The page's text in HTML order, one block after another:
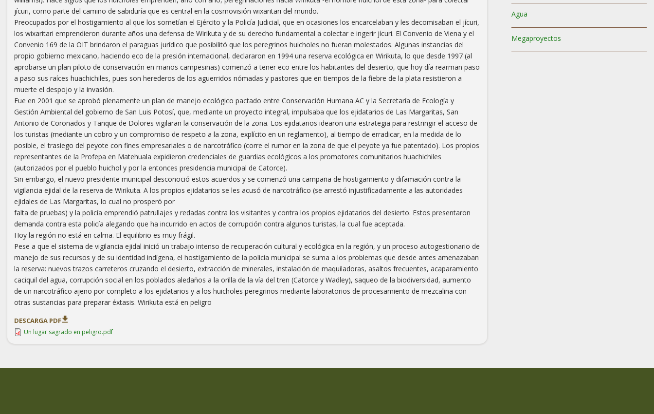
jícuri, como parte del camino de sabiduría que es central en la cosmovisión wixaritari del mundo.
Preocupados por el hostigamiento al que los sometían el Ejército y la Policía Judicial, que en ocasiones los encarcelaban y les decomisaban el jícuri,
los wixaritari emprendieron durante años una defensa de Wirikuta y de su derecho fundamental a colectar e ingerir jícuri. El Convenio de Viena y el
Convenio 169 de la OIT brindaron el paraguas jurídico que posibilitó que los peregrinos huicholes no fueran molestados. Algunas instancias del
propio gobierno mexicano, haciendo eco de la presión internacional, declararon en 1994 una reserva ecológica en Wirikuta, lo que desde 1997 (al
aprobarse un plan piloto de conservación en manos campesinas) comenzó a tener eco entre los habitantes del desierto, que hoy día rearman paso
a paso sus raíces huachichiles, pues son herederos de los aguerridos nómadas y pastores que en tiempos de la fiebre de la plata resistieron a
muerte el despojo y la invasión.
Fue en 2001 que se aprobó plenamente un plan de manejo ecológico pactado entre Conservación Humana AC y la Secretaría de Ecología y
Gestión Ambiental del gobierno de San Luis Potosí, que, mediante un proyecto integral, impulsaba que los ejidatarios de Las Margaritas, San
Antonio de Coronados y Tanque de Dolores vigilaran la conservación de la zona. Los ejidatarios idearon una estrategia para restringir el acceso de
los turistas (mediante un cobro y un compromiso de respeto a la zona, explícito en un reglamento), al tiempo de erradicar, en la medida de lo
posible, el trasiego del peyote con fines empresariales o de narcotráfico (corre el rumor en la zona de que el peyote ya fue patentado). Los propios
representantes de la Profepa en Matehuala expidieron credenciales de guardias ecológicos a los promotores comunitarios huachichiles
(autorizados por el pueblo huichol y por la entonces presidencia municipal de Catorce).
Sin embargo, el nuevo presidente municipal desconoció estos acuerdos y se comenzó una campaña de hostigamiento y difamación contra la
vigilancia ejidal de la reserva de Wirikuta. A los propios ejidatarios se les acusó de narcotráfico (se arrestó injustificadamente a las autoridades
ejidales de Las Margaritas, lo cual no prosperó por
falta de pruebas) y la policía emprendió patrullajes y redadas contra los visitantes y contra los propios ejidatarios del desierto. Estos presentaron
demanda contra esta policía alegando que ha incurrido en actos de corrupción contra algunos turistas, la cual fue aceptada.
Hoy la región no está en calma. El equilibrio es muy frágil.
Pese a que el sistema de vigilancia ejidal inició un trabajo intenso de recuperación cultural y ecológica en la región, y un proceso autogestionario de
manejo de sus recursos y de su identidad indígena, el hostigamiento de la policía municipal se suma a los problemas que desde antes amenazaban
la reserva: nuevos trazos carreteros cruzando el desierto, extracción de minerales, instalación de maquiladoras, asaltos frecuentes, acaparamiento
caciquil del agua, corrupción social en los poblados aledaños a la orilla de la vía del tren (Catorce y Wadley), saqueo de la biodiversidad, aumento
de un narcotráfico ajeno por completo a los ejidatarios y a los huicholes peregrinos mediante laboratorios de procesamiento de mezcalina con
otras sustancias para preparar éxtasis. Wirikuta está en peligro
DESCARGA PDF
Un lugar sagrado en peligro.pdf
Agua
Megaproyectos